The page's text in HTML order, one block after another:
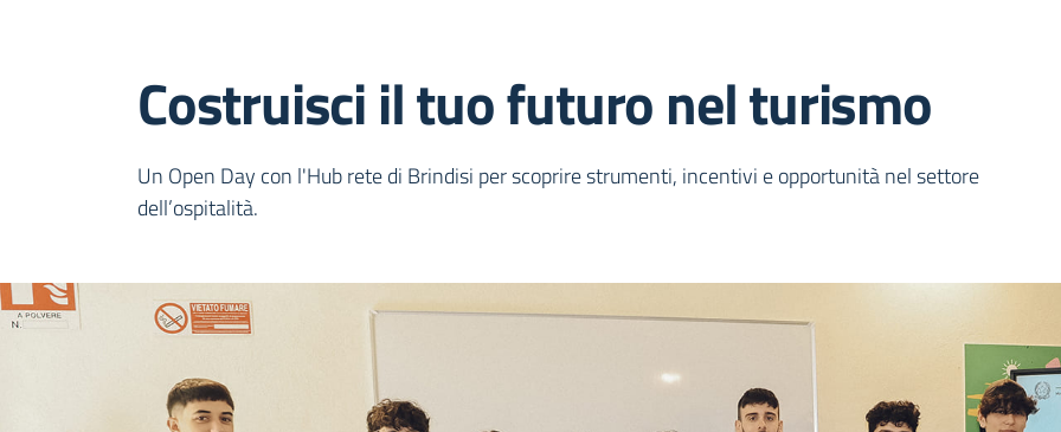
Costruisci il tuo futuro nel turismo
Dettagli della notizia
Un Open Day con l'Hub rete di Brindisi per scoprire strumenti, incentivi e opportunità nel settore
dell’ospitalità.